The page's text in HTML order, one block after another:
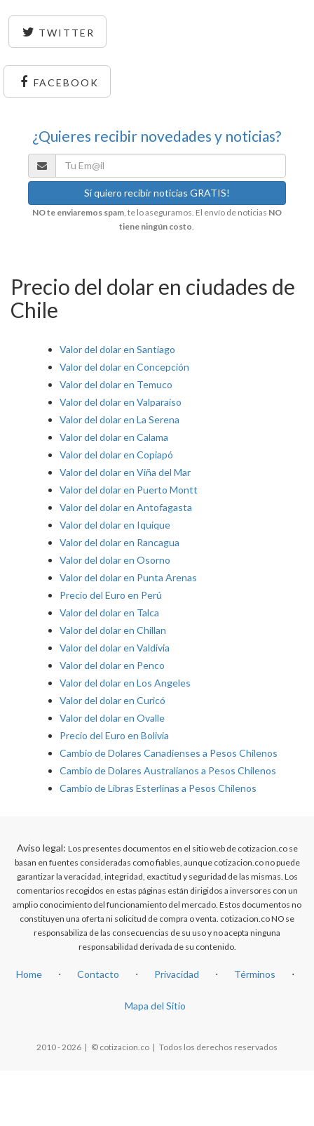
TWITTER
FACEBOOK
¿Quieres recibir novedades y noticias?
NO te enviaremos spam, te lo aseguramos. El envío de noticias NO
tiene ningún costo
Precio del dolar en ciudades de
Chile
Valor del dolar en Santiago
Valor del dolar en Concepción
Valor del dolar en Temuco
Valor del dolar en Valparaíso
Valor del dolar en La Serena
Valor del dolar en Calama
Valor del dolar en Copiapó
Valor del dolar en Viña del Mar
Valor del dolar en Puerto Montt
Valor del dolar en Antofagasta
Valor del dolar en Iquique
Valor del dolar en Rancagua
Valor del dolar en Osorno
Valor del dolar en Punta Arenas
Precio del Euro en Perú
Valor del dolar en Talca
Valor del dolar en Chillan
Valor del dolar en Valdivia
Valor del dolar en Penco
Valor del dolar en Los Angeles
Valor del dolar en Curicó
Valor del dolar en Ovalle
Precio del Euro en Bolivia
Cambio de Dolares Canadienses a Pesos Chilenos
Cambio de Dolares Australianos a Pesos Chilenos
Cambio de Libras Esterlinas a Pesos Chilenos
Aviso legal: Los presentes documentos en el sitio web de cotizacion.co se
basan en fuentes consideradas como fiables, aunque cotizacion.co no puede
garantizar la veracidad, integridad, exactitud y seguridad de las mismas. Los
comentarios recogidos en estas páginas están dirigidos a inversores con un
amplio conocimiento del funcionamiento del mercado. Estos documentos no
constituyen una oferta ni solicitud de compra o venta. cotizacion.co NO se
responsabiliza de las consecuencias de su uso y no acepta ninguna
responsabilidad derivada de su contenido.
Home ⋅ Contacto ⋅ Privacidad ⋅ Términos ⋅
Mapa del Sitio
2010 - 2026 | © cotizacion.co | Todos los derechos reservados